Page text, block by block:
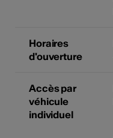
Horaires
d'ouverture
Accès par
véhicule
individuel